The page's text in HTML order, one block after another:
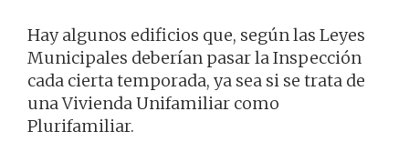
Hay algunos edificios que, según las Leyes
Municipales deberían pasar la Inspección
cada cierta temporada, ya sea si se trata de
una Vivienda Unifamiliar como
Plurifamiliar.